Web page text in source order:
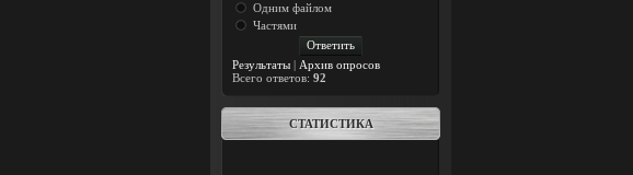
Одним файлом
Частями
Результаты | Архив опросов
Всего ответов: 92
СТАТИСТИКА